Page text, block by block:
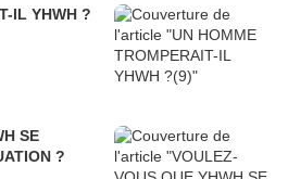
IL YHWH ?
SE
?